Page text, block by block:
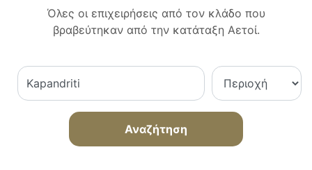
Όλες οι επιχειρήσεις από τον κλάδο που
βραβεύτηκαν από την κατάταξη Αετοί.
Αναζήτηση